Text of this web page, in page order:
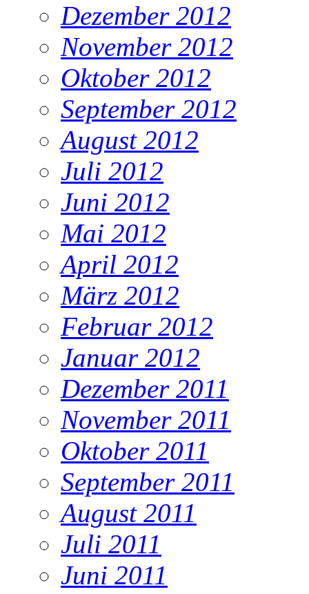
Dezember 2012
November 2012
Oktober 2012
September 2012
August 2012
Juli 2012
Juni 2012
Mai 2012
April 2012
März 2012
Februar 2012
Januar 2012
Dezember 2011
November 2011
Oktober 2011
September 2011
August 2011
Juli 2011
Juni 2011